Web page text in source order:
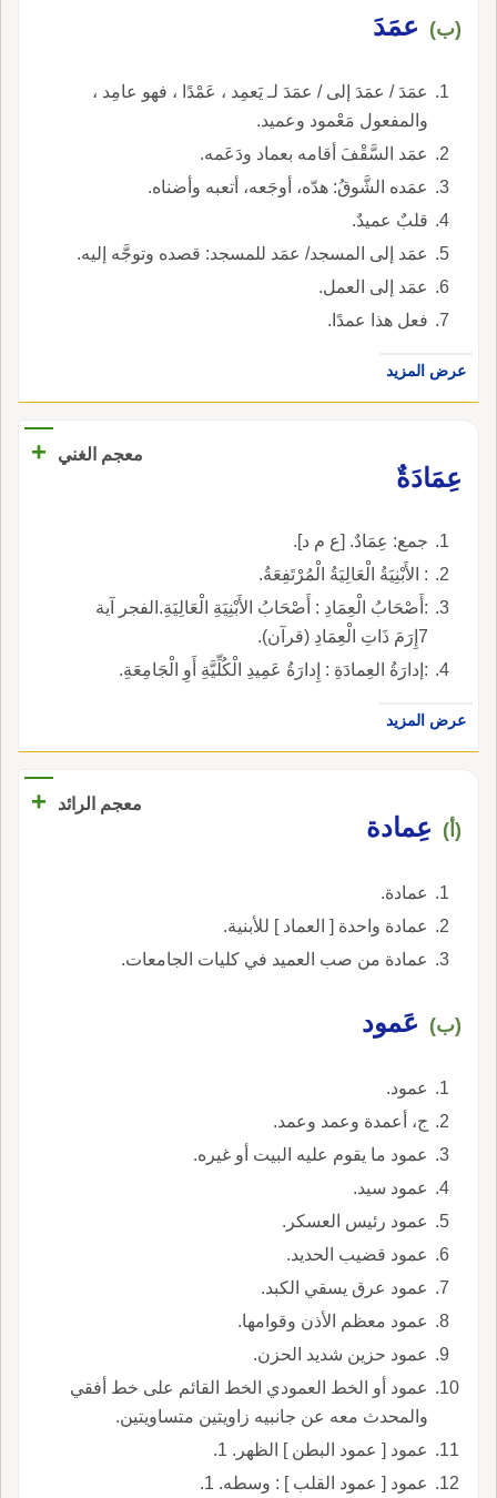
(ب) عمَدَ
عمَدَ / عمَدَ إلى / عمَدَ لـ يَعمِد ، عَمْدًا ، فهو عامِد ،
والمفعول مَعْمود وعميد.
عمَد السَّقْفَ أقامه بعماد ودَعَمه.
عمَده الشَّوقُ: هدّه، أوجَعه، أتعبه وأضناه.
قلبٌ عميدٌ.
عمَد إلى المسجد/ عمَد للمسجد: قصده وتوجَّه إليه.
عمَد إلى العمل.
فعل هذا عمدًا.
عرض المزيد
معجم الغني
+
عِمَادَةٌ
جمع: عِمَادٌ. [ع م د].
: الأَبْنِيَةُ الْعَالِيَةُ الْمُرْتَفِعَةُ.
:أَصْحَابُ الْعِمَادِ : أَصْحَابُ الأَبْنِيَةِ الْعَالِيَةِ.الفجر آية
7إِرَمَ ذَاتِ الْعِمَادِ (قرآن).
:إدارَةُ العِمادَةِ : إِدارَةُ عَمِيدِ الْكُلِّيَّةِ أَوِ الْجَامِعَةِ.
عرض المزيد
معجم الرائد +
(أ) عِمادة
عمادة.
عمادة واحدة [ العماد ] للأبنية.
عمادة من صب العميد في كليات الجامعات.
(ب) عَمود
عمود.
ج، أعمدة وعمد وعمد.
عمود ما يقوم عليه البيت أو غيره.
عمود سيد.
عمود رئيس العسكر.
عمود قضيب الحديد.
عمود عرق يسقي الكبد.
عمود معظم الأذن وقوامها.
عمود حزين شديد الحزن.
عمود أو الخط العمودي الخط القائم على خط أفقي
والمحدث معه عن جانبيه زاويتين متساويتين.
عمود [ عمود البطن ] الظهر. 1.
عمود [ عمود القلب ] : وسطه. 1.